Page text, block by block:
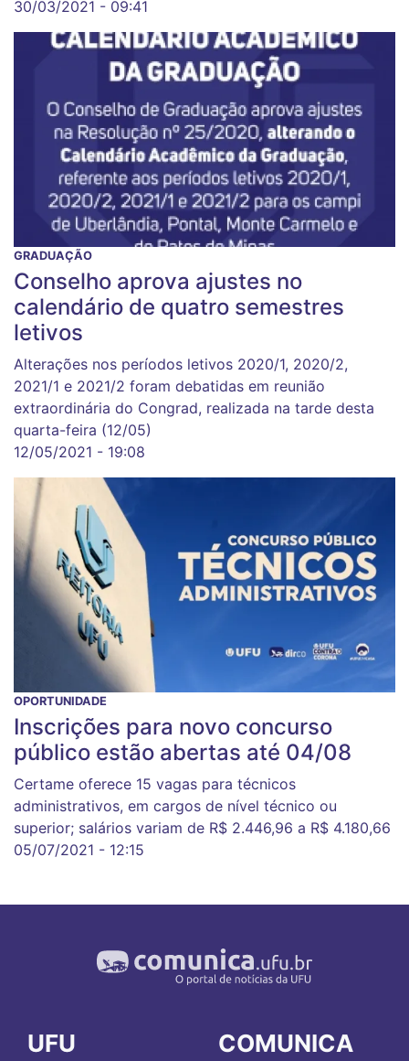
30/03/2021 - 09:41
GRADUAÇÃO
Conselho aprova ajustes no
calendário de quatro semestres
letivos
Alterações nos períodos letivos 2020/1, 2020/2,
2021/1 e 2021/2 foram debatidas em reunião
extraordinária do Congrad, realizada na tarde desta
quarta-feira (12/05)
12/05/2021 - 19:08
OPORTUNIDADE
Inscrições para novo concurso
público estão abertas até 04/08
Certame oferece 15 vagas para técnicos
administrativos, em cargos de nível técnico ou
superior; salários variam de R$ 2.446,96 a R$ 4.180,66
05/07/2021 - 12:15
UFU COMUNICA